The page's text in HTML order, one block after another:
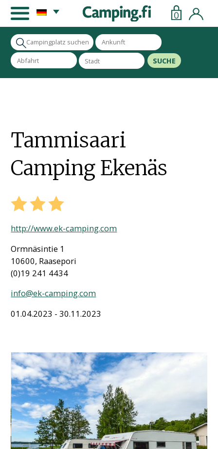
0
SUCHE
Tammisaari
Camping Ekenäs
http://www.ek-camping.com
Ormnäsintie 1
10600, Raasepori
(0)19 241 4434
info@ek-camping.com
01.04.2023 - 30.11.2023